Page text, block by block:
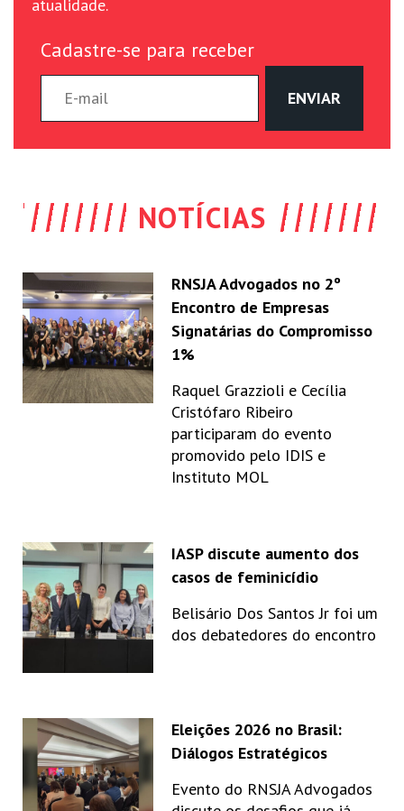
atualidade.
Cadastre-se para receber
NOTÍCIAS
RNSJA Advogados no 2º
Encontro de Empresas
Signatárias do Compromisso
1%
Raquel Grazzioli e Cecília
Cristófaro Ribeiro
participaram do evento
promovido pelo IDIS e
Instituto MOL
IASP discute aumento dos
casos de feminicídio
Belisário Dos Santos Jr foi um
dos debatedores do encontro
Eleições 2026 no Brasil:
Diálogos Estratégicos
Evento do RNSJA Advogados